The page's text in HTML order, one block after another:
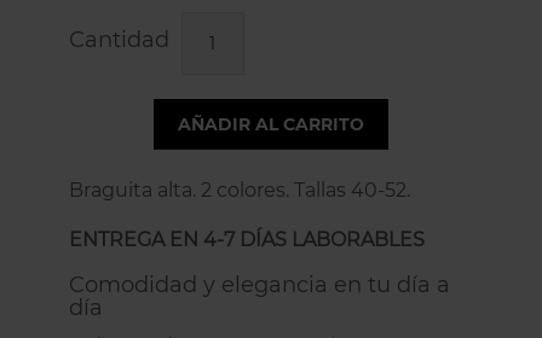
Cantidad
AÑADIR AL CARRITO
Braguita alta. 2 colores. Tallas 40-52.
ENTREGA EN 4-7 DÍAS LABORABLES
Comodidad y elegancia en tu día a
día